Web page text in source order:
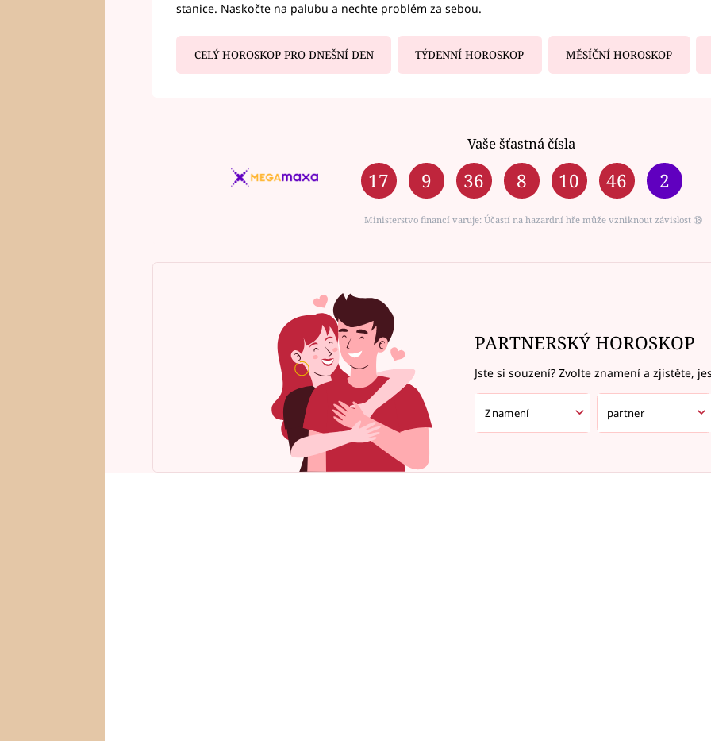
stanice. Naskočte na palubu a nechte problém za sebou.
CELÝ HOROSKOP PRO DNEŠNÍ DEN TÝDENNÍ HOROSKOP MĚSÍČNÍ HOROSKOP
Vaše šťastná čísla
17 9 36 8 10 46 2
Ministerstvo financí varuje: Účastí na hazardní hře může vzniknout závislost ⑱
PARTNERSKÝ HOROSKOP
Jste si souzení? Zvolte znamení a zjistěte,